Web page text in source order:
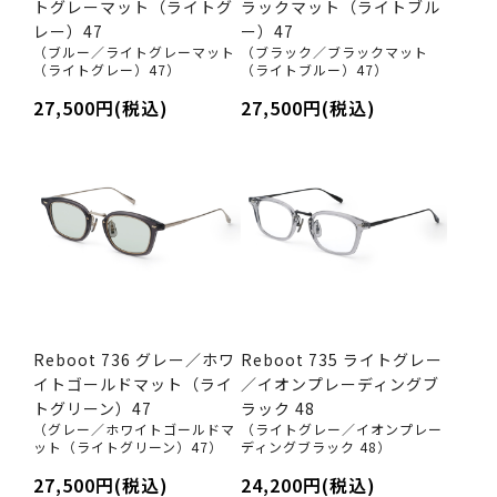
トグレーマット（ライトグ
レー）47
（ブルー／ライトグレーマット
（ライトグレー）47）
27,500円(税込)
ラックマット（ライトブル
ー）47
（ブラック／ブラックマット
（ライトブルー）47）
27,500円(税込)
Reboot 736 グレー／ホワ
イトゴールドマット（ライ
トグリーン）47
（グレー／ホワイトゴールドマ
ット（ライトグリーン）47）
27,500円(税込)
Reboot 735 ライトグレー
／イオンプレーディングブ
ラック 48
（ライトグレー／イオンプレー
ディングブラック 48）
24,200円(税込)